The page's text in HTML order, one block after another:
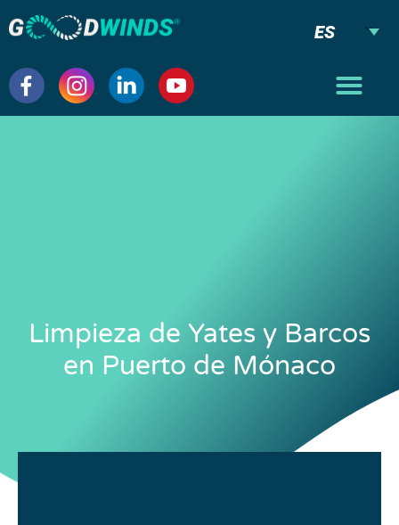
ES
Limpieza de Yates y Barcos
en Puerto de Mónaco